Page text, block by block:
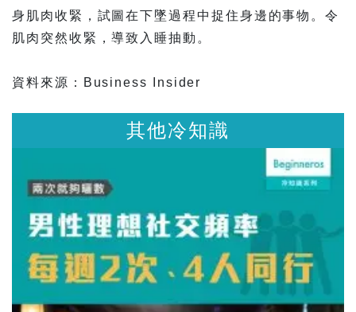
身肌肉收緊，試圖在下墜過程中捉住身邊的事物。令
肌肉突然收緊，導致入睡抽動。
資料來源：Business Insider